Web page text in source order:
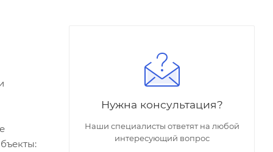
Нужна консультация?
Наши специалисты ответят на любой
интересующий вопрос